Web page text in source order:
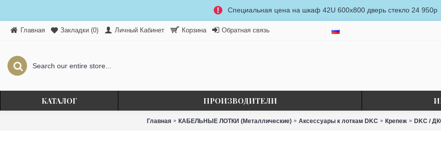
Специальная цена на шкаф 42U 600x800 дверь стекло 24 950р
Главная Закладки (0) Личный Кабинет Корзина Обратная связь
КАТАЛОГ ПРОИЗВОДИТЕЛИ
Главная КАБЕЛЬНЫЕ ЛОТКИ (Металлические) Аксессуары к лоткам DKC Крепеж DKC /